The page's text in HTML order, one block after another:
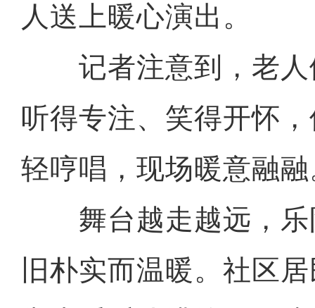
人送上暖心演出。
记者注意到，老人
听得专注、笑得开怀
轻哼唱，现场暖意融
舞台越走越远，乐
旧朴实而温暖。社区